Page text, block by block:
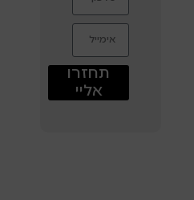
תחזרו
אליי